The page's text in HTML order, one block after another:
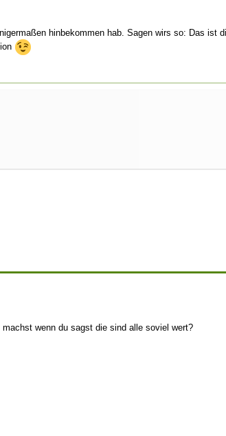
hinbekommen hab. Sagen wirs so: Das ist
wenn du sagst die sind alle soviel wert?